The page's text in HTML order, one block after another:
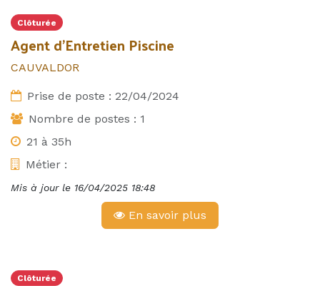
Clôturée
Agent d'Entretien Piscine
CAUVALDOR
Prise de poste : 22/04/2024
Nombre de postes : 1
21 à 35h
Métier :
Mis à jour le 16/04/2025 18:48
En savoir plus
Clôturée